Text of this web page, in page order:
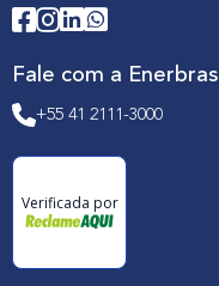
Fale com a Enerbras
+55 41 2111-3000
Verificada por